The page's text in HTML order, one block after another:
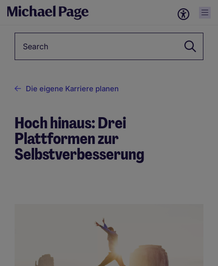
Die eigene Karriere planen
Hoch hinaus: Drei
Plattformen zur
Selbstverbesserung